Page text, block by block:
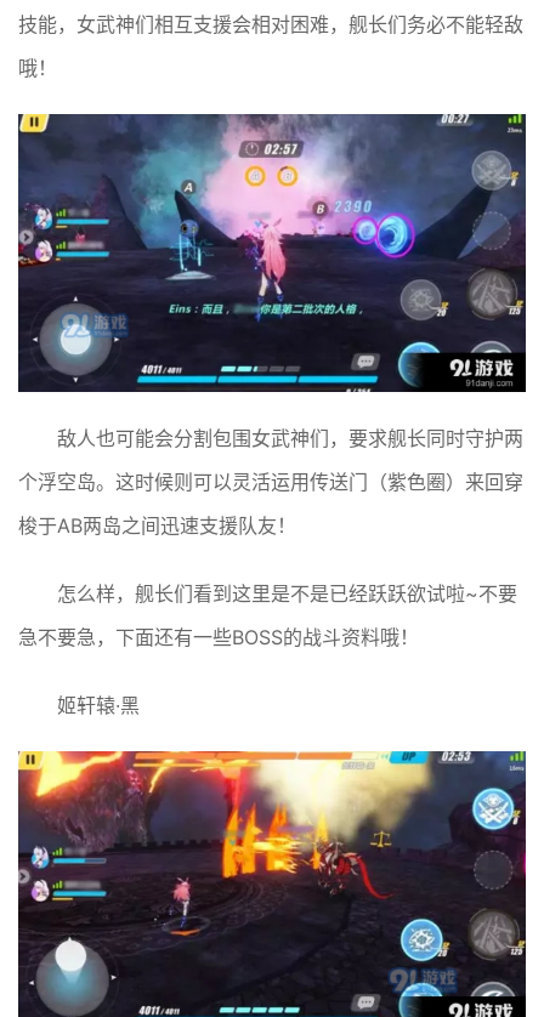
技能，女武神们相互支援会相对困难，舰长们务必不能轻敌
哦！
敌人也可能会分割包围女武神们，要求舰长同时守护两
个浮空岛。这时候则可以灵活运用传送门（紫色圈）来回穿
梭于AB两岛之间迅速支援队友！
怎么样，舰长们看到这里是不是已经跃跃欲试啦~不要
急不要急，下面还有一些BOSS的战斗资料哦！
姬轩辕·黑